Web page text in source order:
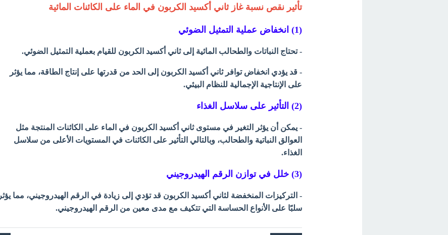
تأثير نقص نسبة غاز ثاني أكسيد الكربون في الماء على الكائنات المائية
(1) انخفاض عملية التمثيل الضوئي
- تحتاج النباتات والطحالب المائية إلى ثاني أكسيد الكربون للقيام بعملية التمثيل الضوئي.
- قد يؤدي انخفاض توافر ثاني أكسيد الكربون إلى الحد من قدرتها على إنتاج الطاقة، مما يؤثر
على الإنتاجية الإجمالية للنظام البيئي.
(2) التأثير على سلاسل الغذاء
- يمكن أن يؤثر التغير في مستوى ثاني أكسيد الكربون في الماء على الكائنات المنتجة مثل
العوالق النباتية والطحالب، وبالتالي التأثير على الكائنات في المستويات الأعلى من سلاسل
الغذاء.
(3) خلل في توازن الرقم الهيدروجيني
- التركيزات المنخفضة لثاني أكسيد الكربون قد تؤدي إلى زيادة في الرقم الهيدروجيني، مما يؤثر
سلبًا على الأنواع الحساسة التي تتكيف مع مدى معين من الرقم الهيدروجيني.